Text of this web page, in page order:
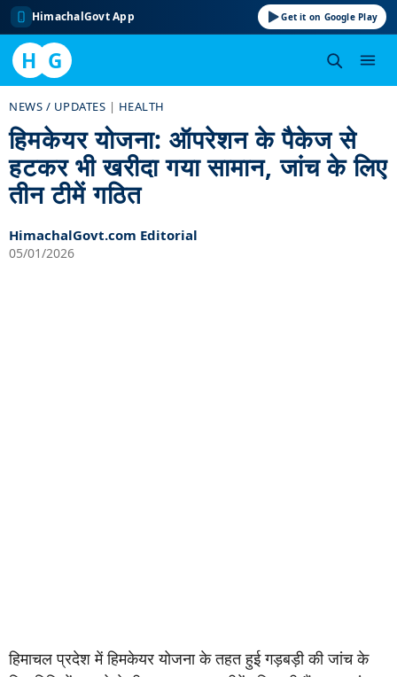
HimachalGovt App Get it on Google Play
H G
content
NEWS / UPDATES | HEALTH
हिमकेयर योजना: ऑपरेशन के पैकेज से
हटकर भी खरीदा गया सामान, जांच के लिए
तीन टीमें गठित
HimachalGovt.com Editorial
05/01/2026
हिमाचल प्रदेश में हिमकेयर योजना के तहत हुई गड़बड़ी की जांच के